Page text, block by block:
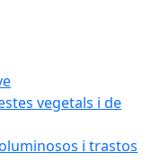
vegetals i de
i trastos